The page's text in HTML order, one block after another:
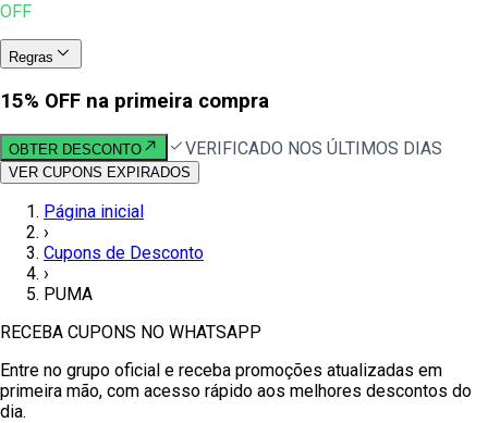
OFF
Regras
15% OFF na primeira compra
OBTER DESCONTO VERIFICADO NOS ÚLTIMOS DIAS
VER CUPONS EXPIRADOS
Página inicial
›
Cupons de Desconto
›
PUMA
RECEBA CUPONS NO WHATSAPP
Entre no grupo oficial e receba promoções atualizadas em
primeira mão, com acesso rápido aos melhores descontos do
dia.